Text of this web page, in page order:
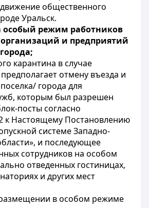
общественного
Уральск.
особый режим работников
и предприятий
карантина в случае
отмену въезда и
города для
которым был разрешен
посты согласно
к Настоящему Постановлению
системе Западно-
и последующее
сотрудников на особом
отведенных гостиницах,
и других мест
в особом режиме